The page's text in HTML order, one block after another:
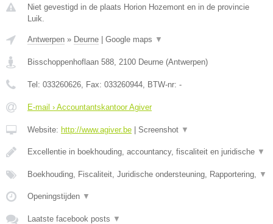
Niet gevestigd in de plaats Horion Hozemont en in de provincie
Luik.
Antwerpen » Deurne Google maps ▼
Bisschoppenhoflaan 588, 2100 Deurne (Antwerpen)
Tel: 033260626, Fax: 033260944, BTW-nr: -
E-mail › Accountantskantoor Agiver
Website: http://www.agiver.be Screenshot ▼
Excellentie in boekhouding, accountancy, fiscaliteit en juridische ▼
Boekhouding, Fiscaliteit, Juridische ondersteuning, Rapportering, ▼
Openingstijden ▼
Laatste facebook posts ▼